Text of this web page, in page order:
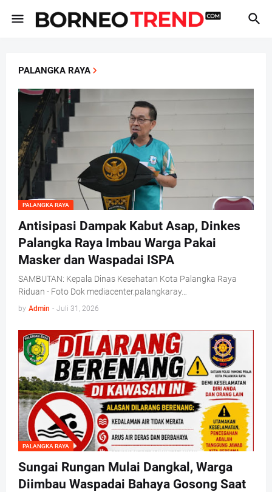
PALANGKA RAYA
PALANGKA RAYA
Antisipasi Dampak Kabut Asap, Dinkes
Palangka Raya Imbau Warga Pakai
Masker dan Waspadai ISPA
SAMBUTAN: Kepala Dinas Kesehatan Kota Palangka Raya
Riduan - Foto Dok mediacenter.palangkaray…
by Admin - Juli 31, 2026
PALANGKA RAYA
Sungai Rungan Mulai Dangkal, Warga
Diimbau Waspadai Bahaya Gosong Saat